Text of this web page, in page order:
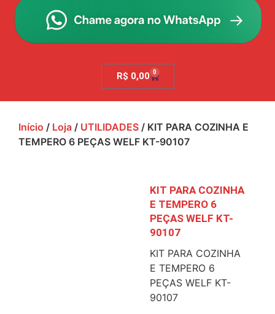
R$ 0,00 0
Início / Loja / UTILIDADES / KIT PARA COZINHA E
TEMPERO 6 PEÇAS WELF KT-90107
KIT PARA COZINHA
E TEMPERO 6
PEÇAS WELF KT-
90107
KIT PARA COZINHA
E TEMPERO 6
PEÇAS WELF KT-
90107